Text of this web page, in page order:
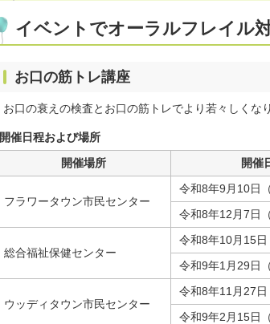
イベントでオーラルフレイル
お口の筋トレ講座
お口の衰えの検査とお口の筋トレでより若々しくな
開催日程および場所
開催場所
開催
フラワータウン市民センター
令和8年9月10日
令和8年12月7日
総合福祉保健センター
令和8年10月15日
令和9年1月29日
ウッディタウン市民センター
令和8年11月27日
令和9年2月15日